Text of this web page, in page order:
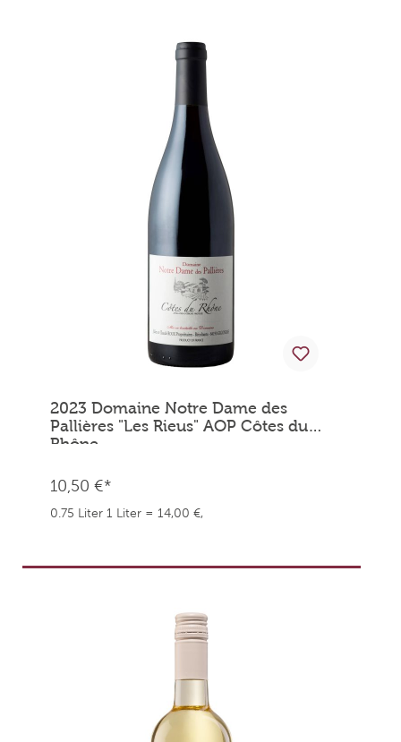
2023 Domaine Notre Dame des
Pallières "Les Rieus" AOP Côtes du
Rhône
10,50 €*
0.75 Liter 1 Liter = 14,00 €,